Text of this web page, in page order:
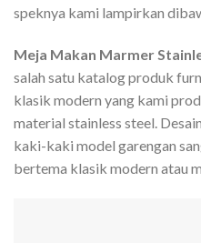
speknya kami lampirkan
Meja Makan Marmer
salah satu katalog produk
klasik modern yang kami
material stainless steel.
kaki-kaki model garengan
bertema klasik modern atau